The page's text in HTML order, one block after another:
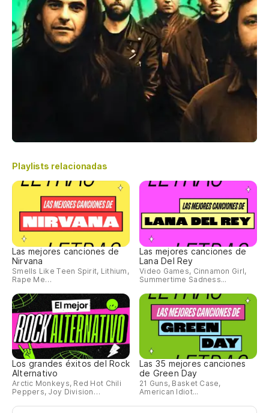
Playlists relacionadas
Las mejores canciones de
Nirvana
Smells Like Teen Spirit, Lithium,
Rape Me…
Las mejores canciones de
Lana Del Rey
Video Games, Cinnamon Girl,
Summertime Sadness...
Los grandes éxitos del Rock
Alternativo
Arctic Monkeys, Red Hot Chili
Peppers, Joy Division…
Las 35 mejores canciones
de Green Day
21 Guns, Basket Case,
American Idiot...